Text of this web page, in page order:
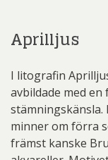
Aprilljus
I litografin
avbildade med
stämningskänsla.
minner om förra
främst kanske